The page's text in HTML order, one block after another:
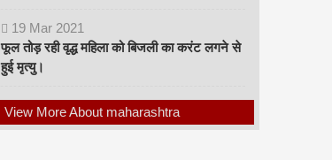
19 Mar 2021
फूल तोड़ रही वृद्ध महिला को बिजली का करंट लगने से
हुई मृत्यु।
View More About maharashtra